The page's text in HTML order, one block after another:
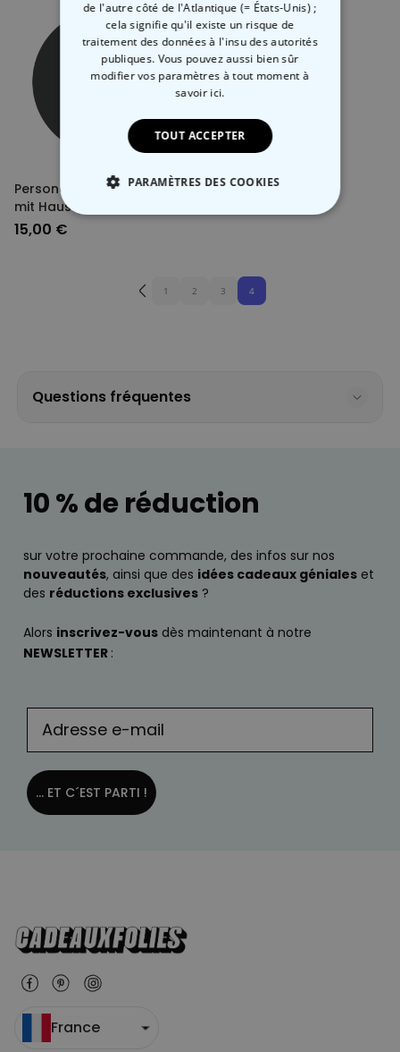
Personalisierbares Poster
mit Haustier Illustration
15,00 €
1 2 3 4
Questions fréquentes
10 % de réduction
sur votre prochaine commande, des infos sur nos
nouveautés, ainsi que des idées cadeaux géniales et
des réductions exclusives ?
Alors inscrivez-vous dès maintenant à notre
NEWSLETTER :
... ET C´EST PARTI !
France
de l'autre côté de l'Atlantique (= États-Unis) ;
cela signifie qu'il existe un risque de
traitement des données à l'insu des autorités
publiques. Vous pouvez aussi bien sûr
modifier vos paramètres à tout momentà
savoir ici.
TOUT ACCEPTER
PARAMÈTRES DES COOKIES
COMMERCIALISATION